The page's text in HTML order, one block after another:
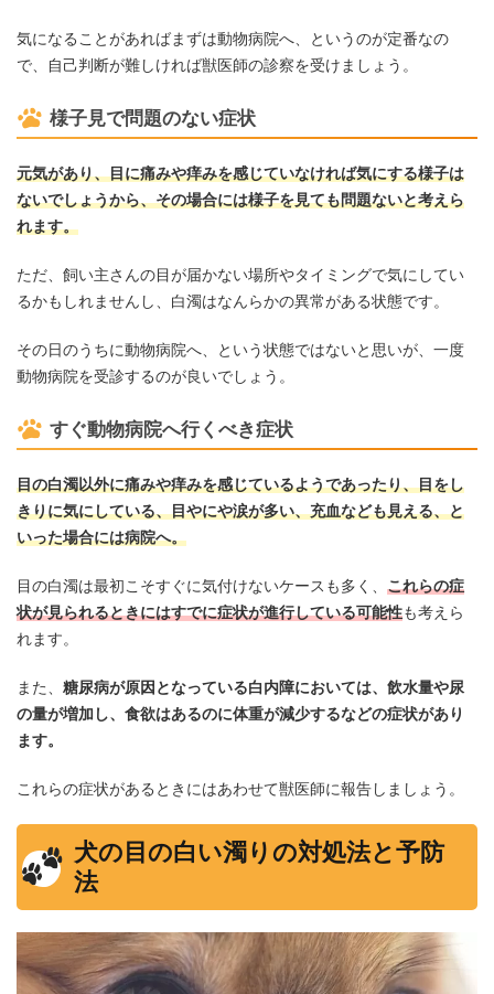
気になることがあればまずは動物病院へ、というのが定番なの
で、自己判断が難しければ獣医師の診察を受けましょう。
様子見で問題のない症状
元気があり、目に痛みや痒みを感じていなければ気にする様子は
ないでしょうから、その場合には様子を見ても問題ないと考えら
れます。
ただ、飼い主さんの目が届かない場所やタイミングで気にしてい
るかもしれませんし、白濁はなんらかの異常がある状態です。
その日のうちに動物病院へ、という状態ではないと思いが、一度
動物病院を受診するのが良いでしょう。
すぐ動物病院へ行くべき症状
目の白濁以外に痛みや痒みを感じているようであったり、目をし
きりに気にしている、目やにや涙が多い、充血なども見える、と
いった場合には病院へ。
目の白濁は最初こそすぐに気付けないケースも多く、 これらの症
状が見られるときにはすでに症状が進行している可能性も考えら
れます。
また、 糖尿病が原因となっている白内障においては、飲水量や尿
の量が増加し、食欲はあるのに体重が減少するなどの症状があり
ます。
これらの症状があるときにはあわせて獣医師に報告しましょう。
犬の目の白い濁りの対処法と予防
法